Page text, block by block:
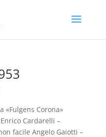
«Fulgens Corona»
Cardarelli –
facile Angelo Gaiotti –